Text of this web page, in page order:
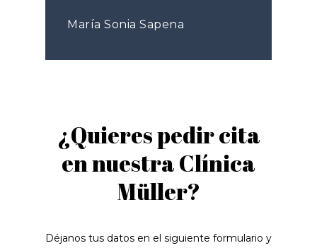
María Sonia Sapena
¿Quieres pedir cita
en nuestra Clínica
Müller?
Déjanos tus datos en el siguiente formulario y